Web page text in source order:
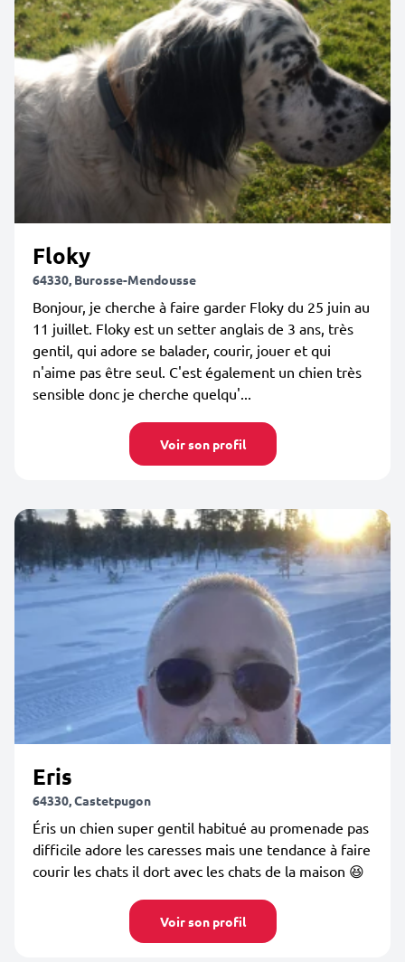
Floky
64330, Burosse-Mendousse
Bonjour, je cherche à faire garder Floky du 25 juin au
11 juillet. Floky est un setter anglais de 3 ans, très
gentil, qui adore se balader, courir, jouer et qui
n'aime pas être seul. C'est également un chien très
sensible donc je cherche quelqu'...
Voir son profil
Eris
64330, Castetpugon
Éris un chien super gentil habitué au promenade pas
difficile adore les caresses mais une tendance à faire
courir les chats il dort avec les chats de la maison 😆
Voir son profil